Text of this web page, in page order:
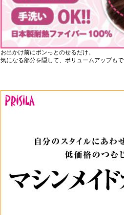
お出かけ前にポンっとのせるだけ。
気になる部分を隠して、ボリュームアップも